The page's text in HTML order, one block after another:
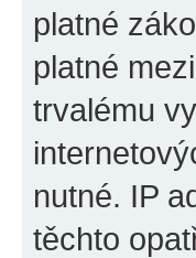
platné
platné
trvalému
nutné. IP
těchto